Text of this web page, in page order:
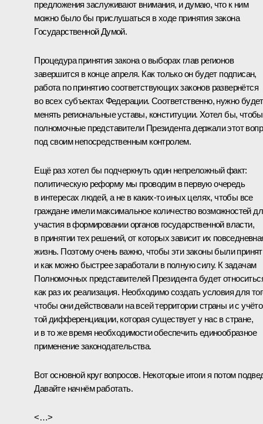
предложения заслуживают внимания, и думаю, что к ним
можно было бы прислушаться в ходе принятия закона
Государственной Думой.
Процедура принятия закона о выборах глав регионов
завершится в конце апреля. Как только он будет подписан,
работа по принятию соответствующих законов развернётся
во всех субъектах Федерации. Соответственно, нужно будет
менять региональные уставы, конституции. Хотел бы, чтобы
полномочные представители Президента держали этот
под своим непосредственным контролем.
Ещё раз хотел бы подчеркнуть один непреложный факт:
политическую реформу мы проводим в первую очередь
в интересах людей, а не в каких‑то иных целях, чтобы все
граждане имели максимальное количество возможностей
участия в формировании органов государственной власти,
в принятии тех решений, от которых зависит их
жизнь. Поэтому очень важно, чтобы эти законы были
и как можно быстрее заработали в полную силу. К задачам
Полномочных представителей Президента будет
как раз их реализация. Необходимо создать условия для
чтобы они действовали на всей территории страны и с
той дифференциации, которая существует у нас в стране,
и в то же время необходимости обеспечить единообразное
применение законодательства.
Вот основной круг вопросов. Некоторые итоги я потом
Давайте начнём работать.
<…>